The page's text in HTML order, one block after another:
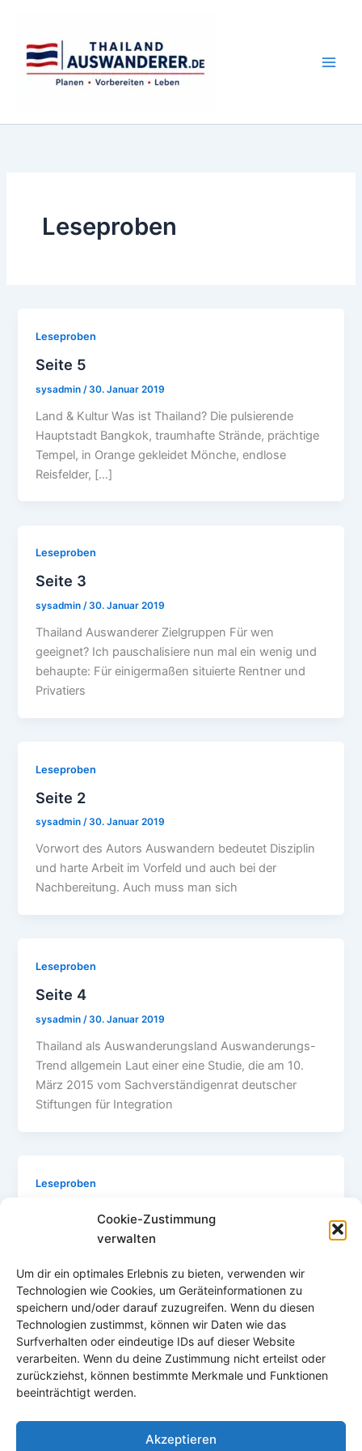
Cookie-Zustimmung
verwalten
Um dir ein optimales Erlebnis zu bieten, verwenden wir
Technologien wie Cookies, um Geräteinformationen zu
speichern und/oder darauf zuzugreifen. Wenn du diesen
Technologien zustimmst, können wir Daten wie das
Surfverhalten oder eindeutige IDs auf dieser Website
verarbeiten. Wenn du deine Zustimmung nicht erteilst oder
zurückziehst, können bestimmte Merkmale und Funktionen
beeinträchtigt werden.
Akzeptieren
springen
Leseproben
Leseproben
Seite 5
sysadmin /30. Januar 2019
Land & Kultur Was ist Thailand? Die pulsierende
Hauptstadt Bangkok, traumhafte Strände, prächtige
Tempel, in Orange gekleidet Mönche, endlose
Reisfelder, […]
Leseproben
Seite 3
sysadmin/30. Januar 2019
Thailand Auswanderer Zielgruppen Für wen
geeignet? Ich pauschalisiere nun mal ein wenig und
behaupte: Für einigermaßen situierte Rentner und
Privatiers
Leseproben
Seite 2
sysadmin/30. Januar 2019
Vorwort des Autors Auswandern bedeutet Disziplin
und harte Arbeit im Vorfeld und auch bei der
Nachbereitung. Auch muss man sich
Leseproben
Seite 4
sysadmin/30. Januar 2019
Thailand als Auswanderungsland Auswanderungs-
Trend allgemein Laut einer eine Studie, die am 10.
März 2015 vom Sachverständigenrat deutscher
Stiftungen für Integration
Leseproben
30. Januar 2019
mehr Menschen aus Europa überlegen aufgrund der
dortigen Entwicklung, nach Thailand oder andere